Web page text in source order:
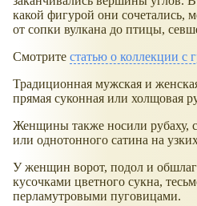
какой фигурой они сочетались,
от сопки вулкана до птицы,
Смотрите статью о коллекции с
Традиционная мужская и
прямая суконная или холщовая
Женщины также носили рубаху,
или однотонного сатина на
У женщин ворот, подол и
кусочками цветного сукна,
перламутровыми пуговицами.